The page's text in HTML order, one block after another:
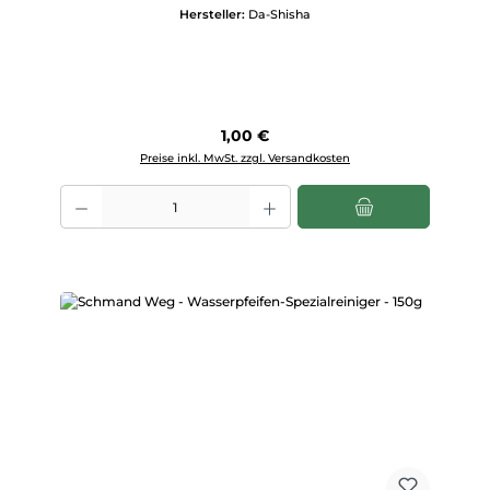
Hersteller: Da-Shisha
Regulärer Preis:
1,00 €
Preise inkl. MwSt. zzgl. Versandkosten
Produkt Anzahl: Gib den gewünschten Wert ein oder benutze die